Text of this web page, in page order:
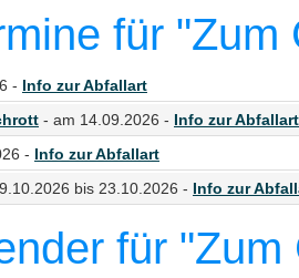
für
- Info zur Abfallart
- am 14.09.2026 - Info zur Abfallart
- Info zur Abfallart
bis 23.10.2026 - Info zur
für